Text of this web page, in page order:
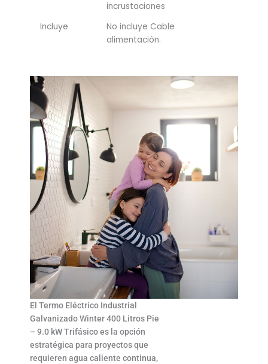
incrustaciones
Incluye
No incluye Cable
alimentación.
El Termo Eléctrico Industrial
Galvanizado Winter 400 Litros Pie
– 9.0 kW Trifásico es la opción
estratégica para proyectos que
requieren agua caliente continua,